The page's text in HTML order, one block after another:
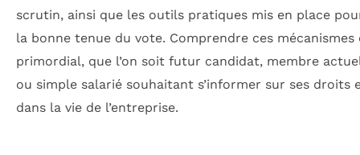
scrutin, ainsi que les outils pratiques mis en place
la bonne tenue du vote. Comprendre ces mécanismes
primordial, que l’on soit futur candidat, membre
ou simple salarié souhaitant s’informer sur ses droits
dans la vie de l’entreprise.